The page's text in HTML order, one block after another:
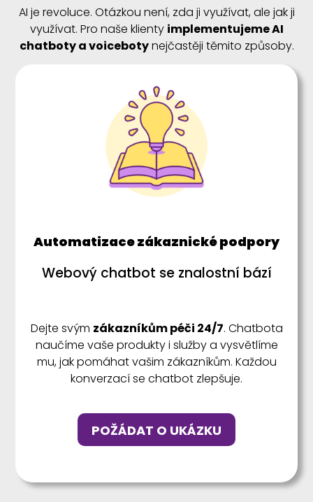
AI je revoluce. Otázkou není, zda ji využívat, ale jak ji
využívat. Pro naše klienty implementujeme AI
chatboty a voicebotynejčastěji těmito způsoby.
Automatizace zákaznické podpory
Webový chatbot se znalostní bází
Dejte svým zákazníkům péči 24/7. Chatbota
naučíme vaše produkty i služby a vysvětlíme
mu, jak pomáhat vašim zákazníkům. Každou
konverzací se chatbot zlepšuje.
POŽÁDAT O UKÁZKU